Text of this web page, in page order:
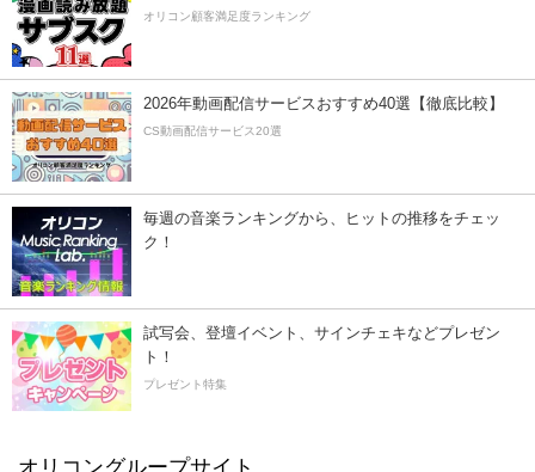
オリコン顧客満足度ランキング
2026年動画配信サービスおすすめ40選【徹底比較】
CS動画配信サービス20選
毎週の音楽ランキングから、ヒットの推移をチェッ
ク！
試写会、登壇イベント、サインチェキなどプレゼン
ト！
プレゼント特集